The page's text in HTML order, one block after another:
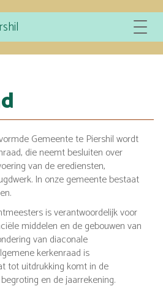
Toggle
Gemeente te Piershil wordt
die neemt besluiten over
van de erediensten,
In onze gemeente bestaat
is verantwoordelijk voor
middelen en de gebouwen van
van diaconale
kerkenraad is
tot uitdrukking komt in de
en de jaarrekening.